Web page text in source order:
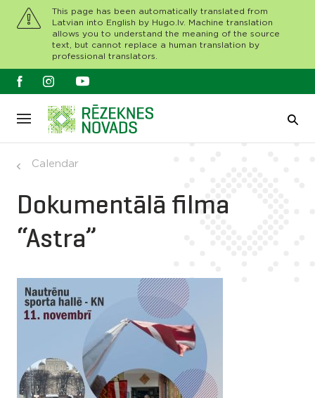
This page has been automatically translated from
Latvian into English by Hugo.lv. Machine translation
allows you to understand the meaning of the source
text, but cannot replace a human translation by
professional translators.
Calendar
Dokumentālā filma
“Astra”